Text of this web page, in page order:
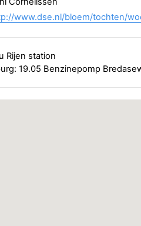
www.dse.nl/bloem/tochten/
Rijen station
19.05 Benzinepomp